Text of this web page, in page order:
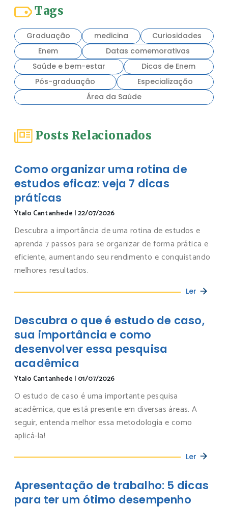
Tags
Graduação medicina
Curiosidades
Enem
Datas comemorativas
Saúde e bem-estar
Dicas de Enem
Pós-graduação
Especialização
Área da Saúde
Posts Relacionados
Como organizar uma rotina de
estudos eficaz: veja 7 dicas
práticas
Ytalo Cantanhede |22/07/2026
Descubra a importância de uma rotina de estudos e
aprenda 7 passos para se organizar de forma prática e
eficiente, aumentando seu rendimento e conquistando
melhores resultados.
Ler
Descubra o que é estudo de caso,
sua importância e como
desenvolver essa pesquisa
acadêmica
Ytalo Cantanhede | 01/07/2026
O estudo de caso é uma importante pesquisa
acadêmica, que está presente em diversas áreas. A
seguir, entenda melhor essa metodologia e como
aplicá-la!
Ler
Apresentação de trabalho: 5 dicas
para ter um ótimo desempenho